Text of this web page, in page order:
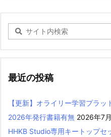
最近の投稿
【更新】オライリー学習プラ
2026年発行書籍有無 2026年7
HHKB Studio専用キートップセ